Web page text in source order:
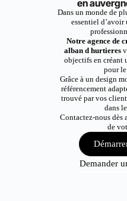
en
Dans un monde de
essentiel d’avoir
Notre agence de
alban d hurtieres
objectifs en créant
pour
Grâce à un design
référencement
trouvé par vos
dans
Contactez-nous dès
de
Demander